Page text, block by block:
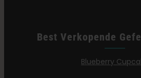
Best Verkopende
Blueberry